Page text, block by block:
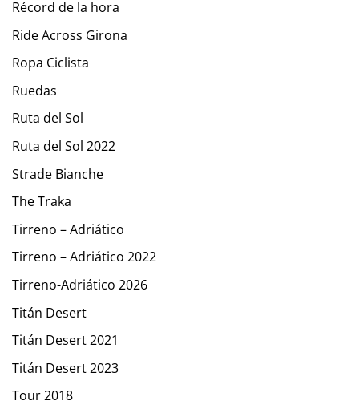
Récord de la hora
Ride Across Girona
Ropa Ciclista
Ruedas
Ruta del Sol
Ruta del Sol 2022
Strade Bianche
The Traka
Tirreno – Adriático
Tirreno – Adriático 2022
Tirreno-Adriático 2026
Titán Desert
Titán Desert 2021
Titán Desert 2023
Tour 2018